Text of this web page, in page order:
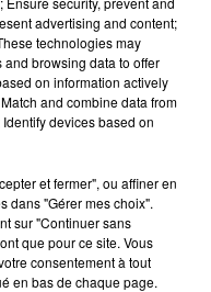
LE 15/05/26 À
NORD
advertising and content;
technologies may
browsing data to offer
on information actively
and combine data from
devices based on
et fermer", ou affiner en
dans "Gérer mes choix".
sur "Continuer sans
que pour ce site. Vous
consentement à tout
en bas de chaque page.